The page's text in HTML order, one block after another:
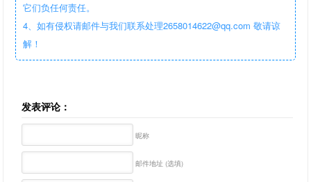
它们负任何责任。
4、如有侵权请邮件与我们联系处理2658014622@qq.com 敬请谅
解！
发表评论：
昵称
邮件地址 (选填)